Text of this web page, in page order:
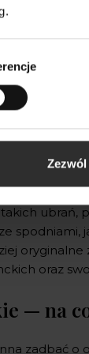
się modą
warto
których nie
ubrań,
spodniami,
oraz
— na
zadbać o